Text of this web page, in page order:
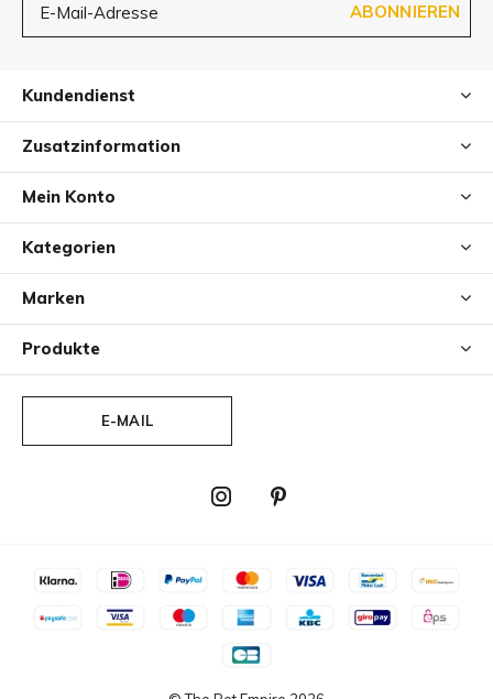
ABONNIEREN
Kundendienst
Zusatzinformation
Mein Konto
Kategorien
Marken
Produkte
E-MAIL